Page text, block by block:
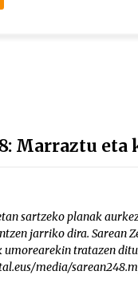
Marraztu
sartzeko planak
jarriko dira. Sarean
tratazen
media/